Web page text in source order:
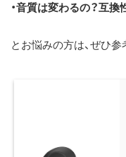
・音質は変わるの？互換
とお悩みの方は、ぜひ